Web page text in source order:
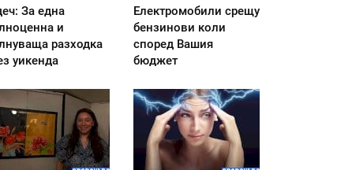
За една
и
разходка
уикенда
Електромобили срещу
бензинови коли
според Вашия
бюджет